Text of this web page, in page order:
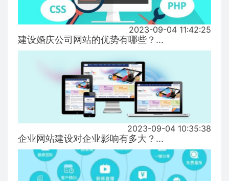
2023-09-04 11:42:25
建设婚庆公司网站的优势有哪些？...
2023-09-04 10:35:38
企业网站建设对企业影响有多大？...